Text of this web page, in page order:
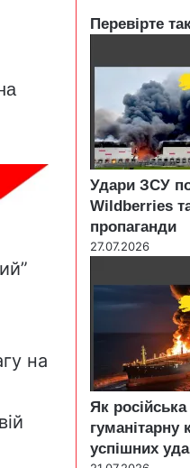
на
Перевірте
Удари ЗСУ
Wildberries
пропаганди
27.07.2026
Як
гуманітарну
успішних